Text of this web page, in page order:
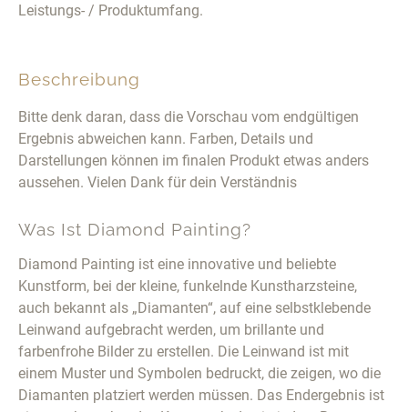
Beschreibung
Bitte denk daran, dass die Vorschau vom endgültigen
Ergebnis abweichen kann. Farben, Details und
Darstellungen können im finalen Produkt etwas anders
aussehen. Vielen Dank für dein Verständnis
Was Ist Diamond Painting?
Diamond Painting ist eine innovative und beliebte
Kunstform, bei der kleine, funkelnde Kunstharzsteine,
auch bekannt als „Diamanten“, auf eine selbstklebende
Leinwand aufgebracht werden, um brillante und
farbenfrohe Bilder zu erstellen. Die Leinwand ist mit
einem Muster und Symbolen bedruckt, die zeigen, wo die
Diamanten platziert werden müssen. Das Endergebnis ist
Leistungs- / Produktumfang.